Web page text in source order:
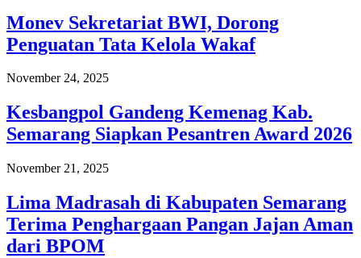
Monev Sekretariat BWI, Dorong
Penguatan Tata Kelola Wakaf
November 24, 2025
Kesbangpol Gandeng Kemenag Kab.
Semarang Siapkan Pesantren Award 2026
November 21, 2025
Lima Madrasah di Kabupaten Semarang
Terima Penghargaan Pangan Jajan Aman
dari BPOM